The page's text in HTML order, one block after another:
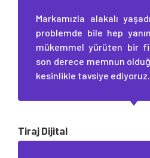
Markamızla alakalı
problemde bile hep
mükemmel yürüten bir
son derece memnun
kesinlikle tavsiye ediyoruz.
Tiraj Dijital